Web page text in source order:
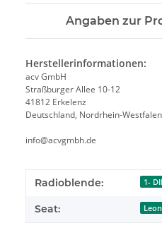
Angaben zur
Herstellerinformationen:
acv GmbH
Straßburger Allee 10-12
41812 Erkelenz
Deutschland, Nordrhein-Westfalen
info@acvgmbh.de
Radioblende: 1-
Seat: Leon